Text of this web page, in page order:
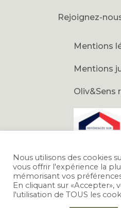
Nous utilisons des cookies
vous offrir l'expérience la
mémorisant vos
En cliquant sur «Accepter»,
l'utilisation de TOUS les
Rejoignez-
Mentions
Mentions
Oliv&Sens